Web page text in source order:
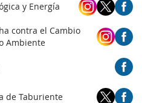
y Energía
contra el Cambio
Ambiente
de Taburiente